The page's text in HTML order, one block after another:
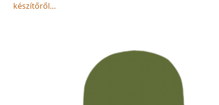
készítőről...